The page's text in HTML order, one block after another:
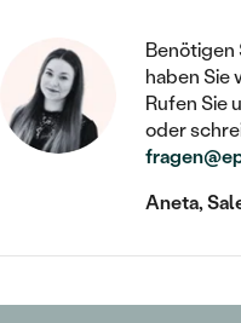
LUXURIÖSE
MIT DIAMANT
MIT LAB GROWN
MIT MOISSANIT
MIT FARBIGEN
MIT
NACH MATERIAL
GOLD
NACH STEIN
MIT EDELSTEIN
MIT TIEREN
NACH EDELSTEIN
MIT DIAMANT
MIT DIAMANT
MIT EDELSTEIN
PERLENRINGE
Benötigen
haben Sie
Rufen Sie
oder
Aneta,